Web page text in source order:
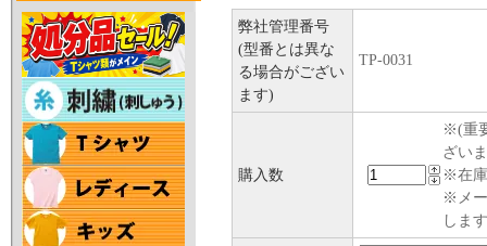
弊社管理番号
(型番とは異な
る場合がござい
ます)
TP-0031
購入数
※(重
ざい
※在庫
※メー
しま